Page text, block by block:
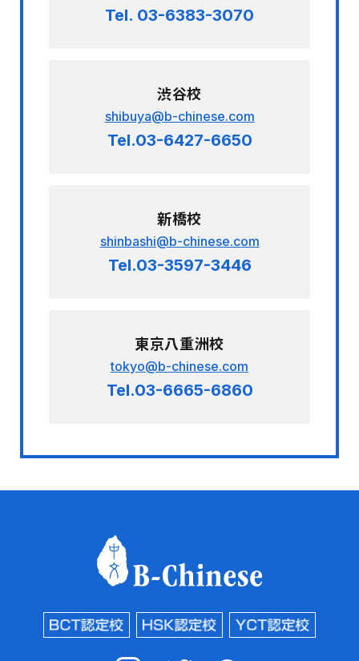
Tel. 03-6383-3070
渋谷校
shibuya@b-chinese.com
Tel.03-6427-6650
新橋校
shinbashi@b-chinese.com
Tel.03-3597-3446
東京八重洲校
tokyo@b-chinese.com
Tel.03-6665-6860